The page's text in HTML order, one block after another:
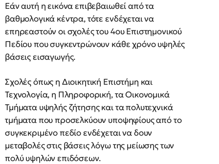
Εάν αυτή η εικόνα επιβεβαιωθεί από τα
βαθμολογικά κέντρα, τότε ενδέχεται να
επηρεαστούν οι σχολές του 4ου Επιστημονικού
Πεδίου που συγκεντρώνουν κάθε χρόνο υψηλές
βάσεις εισαγωγής.
Σχολές όπως η Διοικητική Επιστήμη και
Τεχνολογία, η Πληροφορική, τα Οικονομικά
Τμήματα υψηλής ζήτησης και τα πολυτεχνικά
τμήματα που προσελκύουν υποψηφίους από το
συγκεκριμένο πεδίο ενδέχεται να δουν
μεταβολές στις βάσεις λόγω της μείωσης των
πολύ υψηλών επιδόσεων.